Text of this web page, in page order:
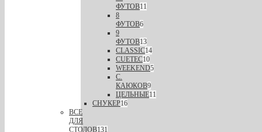
ФУТОВ11
8
ФУТОВ6
9
ФУТОВ13
CLASSIC14
CUETEC10
WEEKEND5
С.
КАЮКОВ9
ЦЕЛЬНЫЕ11
СНУКЕР16
ВСЕ
ДЛЯ
СТОЛОВ131